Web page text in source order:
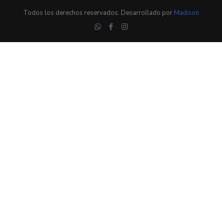
Todos los derechos reservados. Desarrollado por Madison